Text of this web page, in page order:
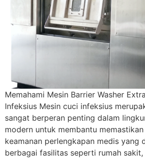
Memahami Mesin Barrier Washer
Infeksius Mesin cuci infeksius
sangat berperan penting dalam
modern untuk membantu
keamanan perlengkapan medis yang
berbagai fasilitas seperti rumah